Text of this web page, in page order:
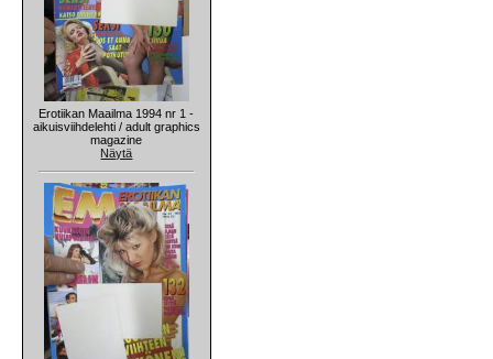
Erotiikan Maailma 1994 nr 1 -
aikuisviihdelehti / adult graphics
magazine
Näytä